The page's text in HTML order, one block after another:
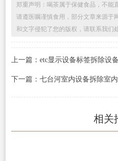
郑重声明：喝茶属于保健食品，不能
请遵医嘱谨慎食用，部分文章来源于
和文字侵犯了您的版权，请联系我们
上一篇：etc显示设备标签拆除设
下一篇：七台河室内设备拆除室
相关